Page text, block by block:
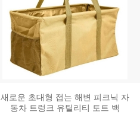
새로운 초대형 접는 해변 피크닉 자
동차 트렁크 유틸리티 토트 백